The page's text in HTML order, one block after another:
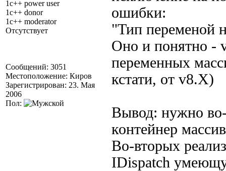
1c++ power user
1c++ donor
1c++ moderator
Отсутствует
Сообщений: 3051
Местоположение: Киров
Зарегистрирован: 23. Мая
2006
Пол:
ошибки:
"Тип переменой
Оно и понятно -
переменных
кстати, от v8.X)
Вывод: нужно во-
контейнер
Во-вторых
IDispatch